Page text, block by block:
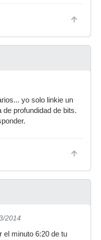
yo solo linkie un
profundidad de bits.
2014
el minuto 6:20 de tu